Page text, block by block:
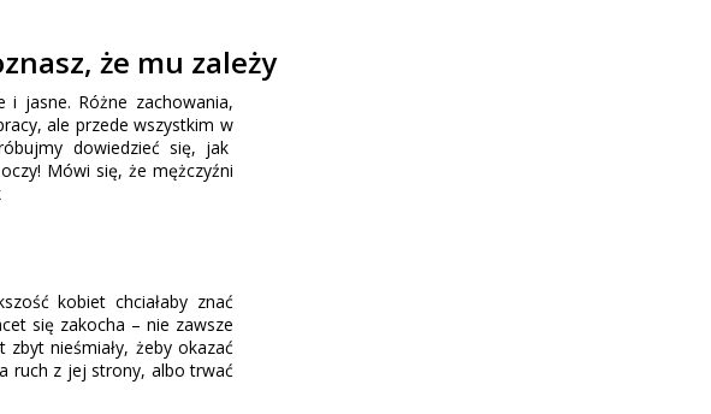
że mu zależy
i jasne. Różne zachowania,
ale przede wszystkim w
dowiedzieć się, jak
Mówi się, że mężczyźni
kobiet chciałaby znać
się zakocha – nie zawsze
nieśmiały, żeby okazać
ruch z jej strony, albo trwać